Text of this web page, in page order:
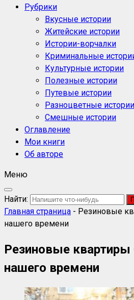
Рубрики
Вкусные истории
Житейские истории
Истории-ворчалки
Криминальные
Культурные истории
Полезные истории
Путевые истории
Разноцветные истории
Смешные истории
Оглавление
Мои книги
Об авторе
Меню
Найти:
Главная страница - Резиновые
нашего времени
Резиновые квартиры
нашего времени